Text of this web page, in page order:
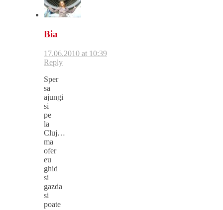
Bia
17.06.2010 at 10:39
Reply
Sper
sa
ajungi
si
pe
la
Cluj…
ma
ofer
eu
ghid
si
gazda
si
poate